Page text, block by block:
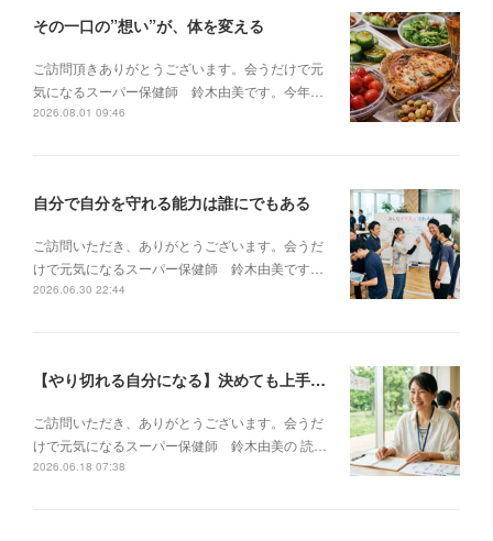
その一口の”想い”が、体を変える
ご訪問頂きありがとうございます。会うだけで元
気になるスーパー保健師 鈴木由美です。今年…
2026.08.01 09:46
自分で自分を守れる能力は誰にでもある
ご訪問いただき、ありがとうございます。会うだ
けで元気になるスーパー保健師 鈴木由美です…
2026.06.30 22:44
【やり切れる自分になる】決めても上手くいかない・邪魔が入るあなたが、再起動する方法
ご訪問いただき、ありがとうございます。会うだ
けで元気になるスーパー保健師 鈴木由美の 読…
2026.06.18 07:38